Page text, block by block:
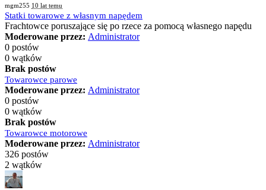
mgm255 10 lat temu
Statki towarowe z własnym napędem
Frachtowce poruszające się po rzece za pomocą własnego napędu
Moderowane przez: Administrator
0 postów
0 wątków
Brak postów
Towarowce parowe
Moderowane przez: Administrator
0 postów
0 wątków
Brak postów
Towarowce motorowe
Moderowane przez: Administrator
326 postów
2 wątków